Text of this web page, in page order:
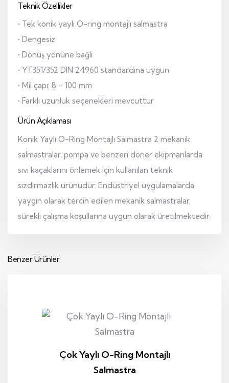
Teknik Özellikler
• Tek konik yaylı O-ring montajlı salmastra
• Dengesiz
• Dönüş yönüne bağlı
• YT351/352 DIN 24960 standardına uygun
• Mil çapı: 8 – 100 mm
• Farklı uzunluk seçenekleri mevcuttur
Ürün Açıklaması
Konik Yaylı O-Ring Montajlı Salmastra 2 mekanik
salmastralar, pompa ve benzeri döner ekipmanlarda
sıvı kaçaklarını önlemek için kullanılan teknik
sızdırmazlık ürünüdür. Endüstriyel uygulamalarda
yaygın olarak tercih edilen mekanik salmastralar,
sürekli çalışma koşullarına uygun olarak üretilmektedir.
Benzer Ürünler
Çok Yaylı O-Ring Montajlı
Salmastra